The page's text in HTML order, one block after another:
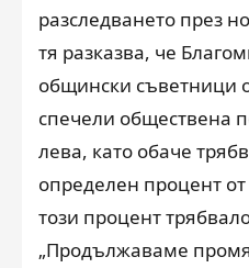
разследването през
тя разказва, че
общински съветници
спечели обществена
лева, като обаче
определен процент от
този процент
„Продължаваме